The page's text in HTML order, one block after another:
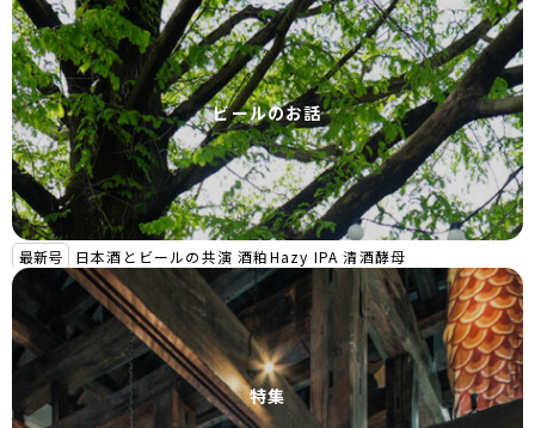
ビールのお話
最新号 日本酒とビールの共演 酒粕Hazy IPA 清酒酵母
特集